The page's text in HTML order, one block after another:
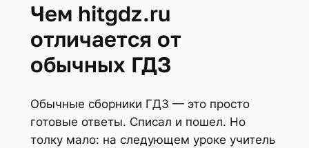
Чем hitgdz.ru
отличается от
обычных ГДЗ
Обычные сборники ГДЗ — это просто
готовые ответы. Списал и пошел. Но
толку мало: на следующем уроке учитель